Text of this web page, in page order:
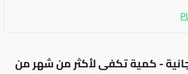
- كمية تكفى لأكثر من شهر من